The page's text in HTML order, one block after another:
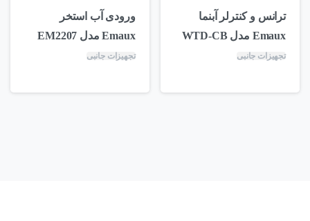
ترانس و کنترلر آبنما
Emaux مدل WTD-CB
تجهیزات جانبی
ورودی آب استخر
Emaux مدل EM2207
تجهیزات جانبی